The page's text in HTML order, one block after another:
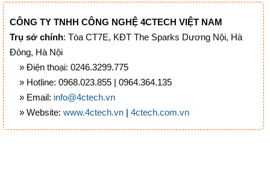
CÔNG TY TNHH CÔNG NGHỆ 4CTECH VIỆT NAM
Trụ sở chính: Tòa CT7E, KĐT The Sparks Dương Nội, Hà
Đông, Hà Nội
» Điện thoại: 0246.3299.775
» Hotline: 0968.023.855 | 0964.364.135
» Email: info@4ctech.vn
» Website: www.4ctech.vn | 4ctech.com.vn